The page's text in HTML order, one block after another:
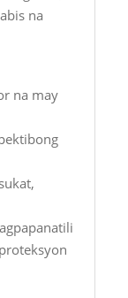
na
na may